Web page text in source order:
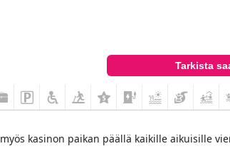
Tarkista
kasinon paikan päällä kaikille aikuisille